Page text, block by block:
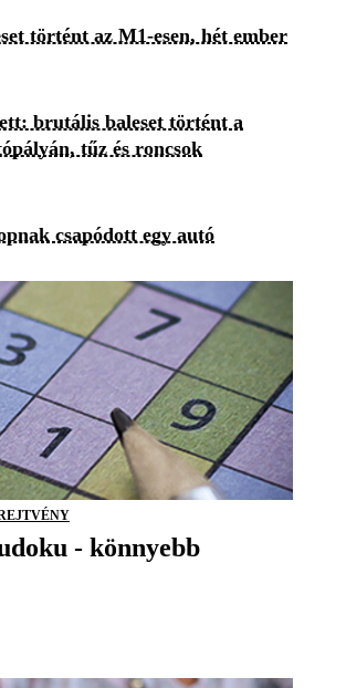
történt az M1-esen, hét ember
brutális baleset történt a
tűz és roncsok
csapódott egy autó
- könnyebb